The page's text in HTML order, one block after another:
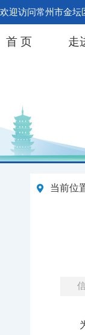
欢迎访问常州市金坛
首 页 走
当前位